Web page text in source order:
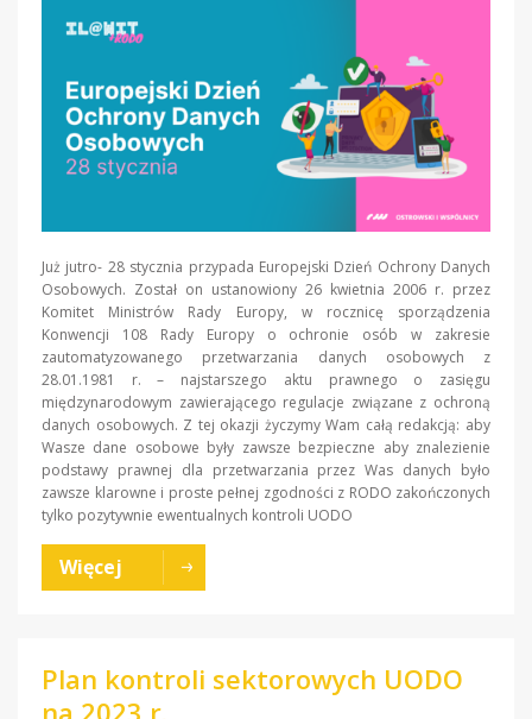
Już jutro- 28 stycznia przypada Europejski Dzień Ochrony Danych
Osobowych. Został on ustanowiony 26 kwietnia 2006 r. przez
Komitet Ministrów Rady Europy, w rocznicę sporządzenia
Konwencji 108 Rady Europy o ochronie osób w zakresie
zautomatyzowanego przetwarzania danych osobowych z
28.01.1981 r. – najstarszego aktu prawnego o zasięgu
międzynarodowym zawierającego regulacje związane z ochroną
danych osobowych. Z tej okazji życzymy Wam całą redakcją: aby
Wasze dane osobowe były zawsze bezpieczne aby znalezienie
podstawy prawnej dla przetwarzania przez Was danych było
zawsze klarowne i proste pełnej zgodności z RODO zakończonych
tylko pozytywnie ewentualnych kontroli UODO
Więcej
Plan kontroli sektorowych UODO